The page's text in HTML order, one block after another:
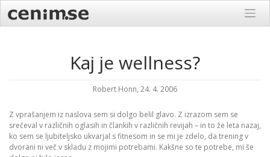
content
Kaj je wellness?
Robert Honn, 24. 4. 2006
Z vprašanjem iz naslova sem si dolgo belil glavo. Z izrazom sem se
srečeval v različnih oglasih in člankih v različnih revijah – in to že leta nazaj,
ko sem se ljubiteljsko ukvarjal s fitnesom in se mi je zdelo, da trening v
dvorani ni več v skladu z mojimi potrebami. Kakšne so te potrebe, mi še